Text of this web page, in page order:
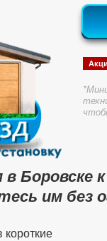
Боровске
им без